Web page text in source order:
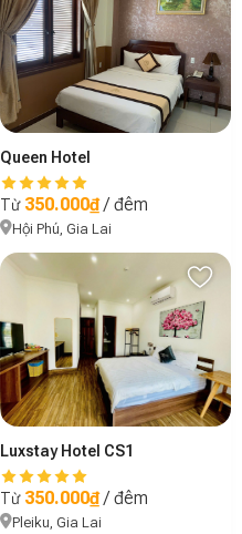
Queen Hotel
Từ 350.000₫/ đêm
Hội Phú, Gia Lai
Luxstay Hotel CS1
Từ 350.000₫/ đêm
Pleiku, Gia Lai